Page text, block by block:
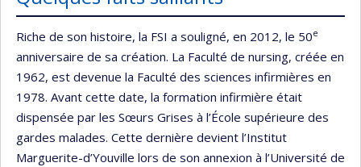
Riche de son histoire, la FSI a souligné, en 2012, le 50e
anniversaire de sa création. La Faculté de nursing, créée en
1962, est devenue la Faculté des sciences infirmières en
1978. Avant cette date, la formation infirmière était
dispensée par les Sœurs Grises à l’École supérieure des
gardes malades. Cette dernière devient l’Institut
Marguerite-d’Youville lors de son annexion à l’Université de